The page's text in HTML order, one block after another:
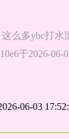
么多ybc打
于2026-
06-03